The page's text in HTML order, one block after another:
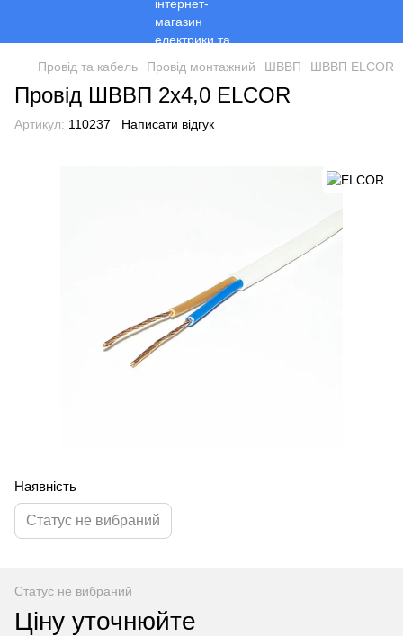
Провід та кабель Провід монтажний ШВВП ШВВП ELCOR
Провід ШВВП 2х4,0 ELCOR
Артикул: 110237 Написати відгук
Наявність
Статус не вибраний
Статус не вибраний
Ціну уточнюйте